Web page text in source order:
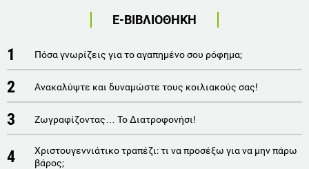
Ε-ΒΙΒΛΙΟΘΗΚΗ
1 Πόσα γνωρίζεις για το αγαπημένο σου ρόφημα;
2 Ανακαλύψτε και δυναμώστε τους κοιλιακούς σας!
3 Ζωγραφίζοντας… Το Διατροφονήσι!
4
Χριστουγεννιάτικο τραπέζι: τι να προσέξω για να μην πάρω
βάρος;